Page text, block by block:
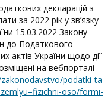
декларацій з
за 2022 рік у зв’язку
15.03.2022 Закону
до Податкового
актів України щодо дії
на вебпорталі
podatki-ta-
oso/formi-